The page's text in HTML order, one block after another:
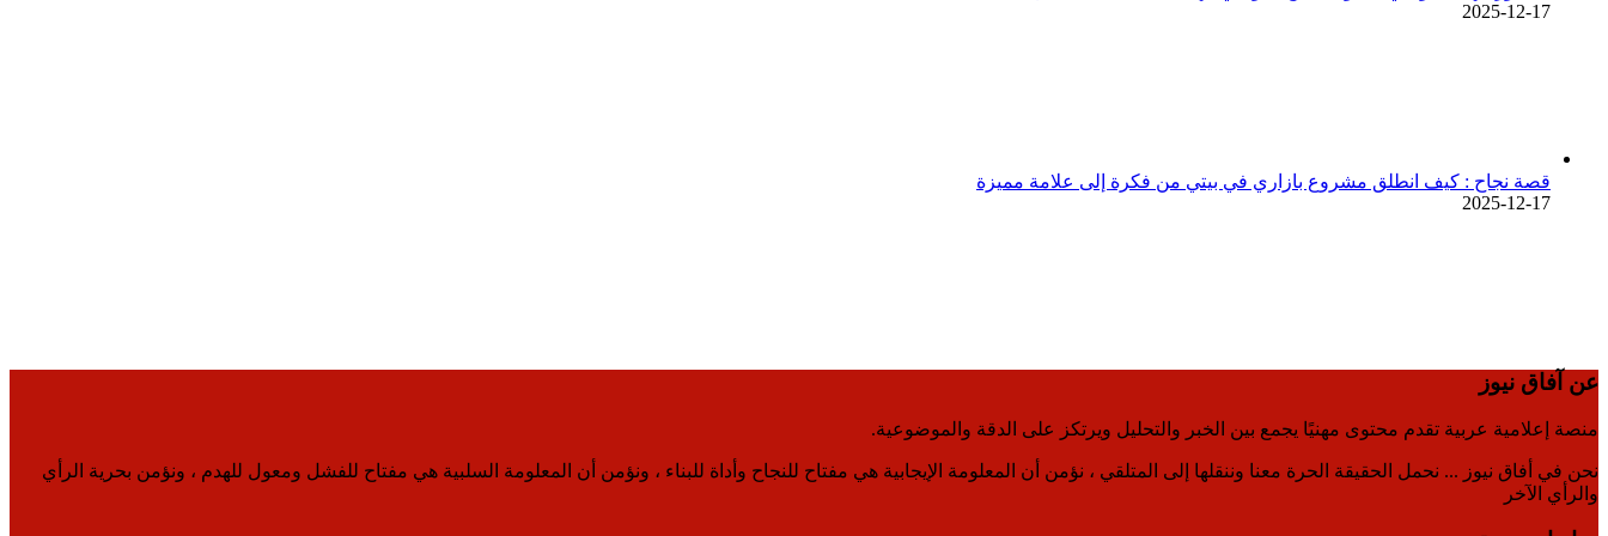
2025-12-17
قصة نجاح : كيف انطلق مشروع بازاري في بيتي من فكرة إلى علامة مميزة
2025-12-17
عن آفاق نيوز
منصة إعلامية عربية تقدم محتوى مهنيًا يجمع بين الخبر والتحليل ويرتكز على الدقة والموضوعية.
نحن في أفاق نيوز ... نحمل الحقيقة الحرة معنا وننقلها إلى المتلقي ، نؤمن أن المعلومة الإيجابية هي مفتاح للنجاح وأداة للبناء ، ونؤمن أن المعلومة السلبية هي مفتاح للفشل ومعول للهدم ، ونؤمن بحرية الرأي
والرأي الآخر